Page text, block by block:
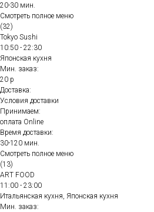
20-30 мин.
Смотреть полное меню
(32)
Tokyo Sushi
10:50 - 22:30
Японская кухня
Мин. заказ:
20 р
Доставка:
Условия доставки
Принимаем:
оплата Online
Время доставки:
30-120 мин.
Смотреть полное меню
(13)
ART FOOD
11:00 - 23:00
Итальянская кухня, Японская кухня
Мин. заказ: